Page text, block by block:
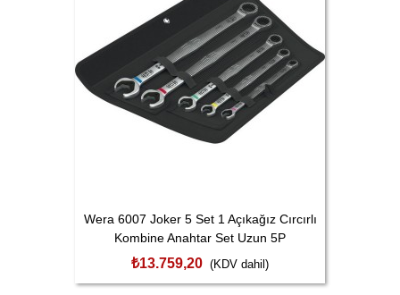
Wera 6007 Joker 5 Set 1 Açıkağız Cırcırlı
Kombine Anahtar Set Uzun 5P
05020380001
₺13.759,20 (KDV dahil)